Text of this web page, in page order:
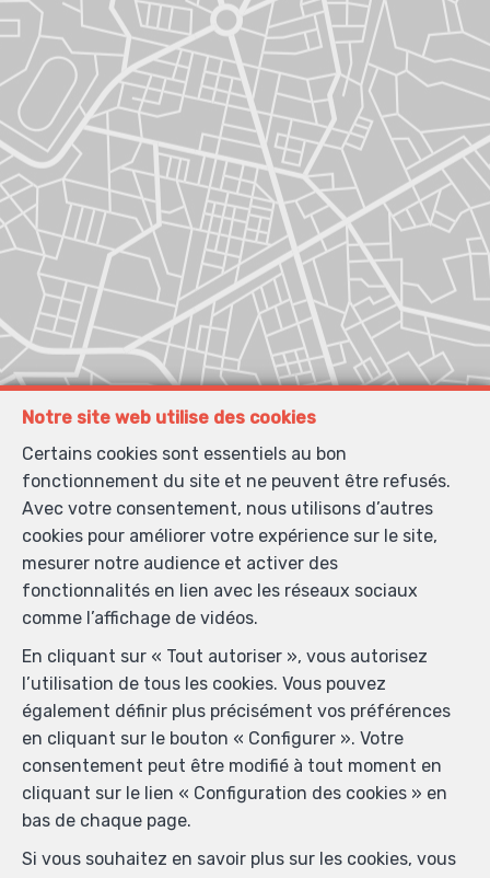
Notre site web utilise des cookies
Certains cookies sont essentiels au bon
fonctionnement du site et ne peuvent être refusés.
Avec votre consentement, nous utilisons d’autres
cookies pour améliorer votre expérience sur le site,
mesurer notre audience et activer des
fonctionnalités en lien avec les réseaux sociaux
comme l’affichage de vidéos.
En cliquant sur « Tout autoriser », vous autorisez
l’utilisation de tous les cookies. Vous pouvez
également définir plus précisément vos préférences
en cliquant sur le bouton « Configurer ». Votre
consentement peut être modifié à tout moment en
cliquant sur le lien « Configuration des cookies » en
bas de chaque page.
Si vous souhaitez en savoir plus sur les cookies, vous